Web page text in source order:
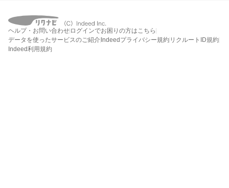
ヘルプ・お問い合わせ ログインでお困りの方はこちら
データを使ったサービスのご紹介 Indeedプライバシー規約 リクルートID規約
Indeed利用規約